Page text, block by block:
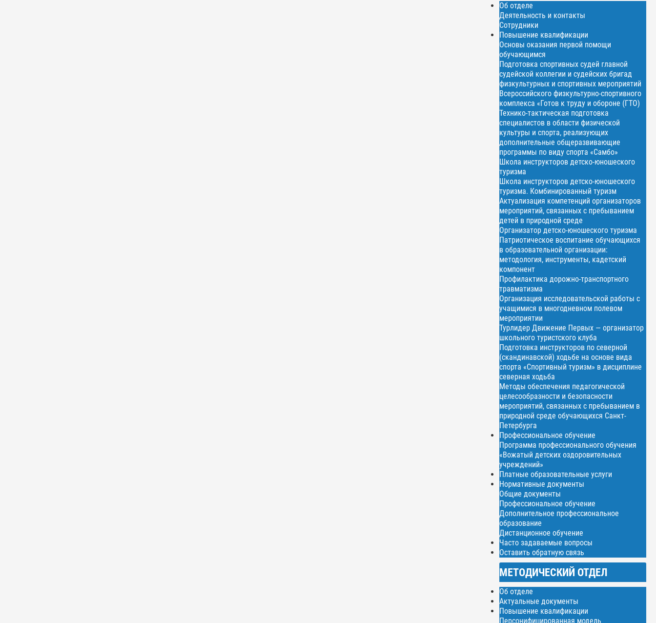
Об отделе
Деятельность и контакты
Сотрудники
Повышение квалификации
Основы оказания первой помощи
обучающимся
Подготовка спортивных судей главной
судейской коллегии и судейских бригад
физкультурных и спортивных мероприятий
Всероссийского физкультурно-спортивного
комплекса «Готов к труду и обороне (ГТО)
Технико-тактическая подготовка
специалистов в области физической
культуры и спорта, реализующих
дополнительные общеразвивающие
программы по виду спорта «Самбо»
Школа инструкторов детско-юношеского
туризма
Школа инструкторов детско-юношеского
туризма. Комбинированный туризм
Актуализация компетенций организаторов
мероприятий, связанных с пребыванием
детей в природной среде
Организатор детско-юношеского туризма
Патриотическое воспитание обучающихся
в образовательной организации:
методология, инструменты, кадетский
компонент
Профилактика дорожно-транспортного
травматизма
Организация исследовательской работы с
учащимися в многодневном полевом
мероприятии
Турлидер Движение Первых — организатор
школьного туристского клуба
Подготовка инструкторов по северной
(скандинавской) ходьбе на основе вида
спорта «Спортивный туризм» в дисциплине
северная ходьба
Методы обеспечения педагогической
целесообразности и безопасности
мероприятий, связанных с пребыванием в
природной среде обучающихся Санкт-
Петербурга
Профессиональное обучение
Программа профессионального обучения
«Вожатый детских оздоровительных
учреждений»
Платные образовательные услуги
Нормативные документы
Общие документы
Профессиональное обучение
Дополнительное профессиональное
образование
Дистанционное обучение
Часто задаваемые вопросы
Оставить обратную связь
МЕТОДИЧЕСКИЙ ОТДЕЛ
Об отделе
Актуальные документы
Повышение квалификации
Персонифицированная модель